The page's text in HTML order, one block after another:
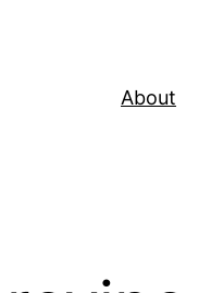
About